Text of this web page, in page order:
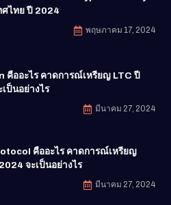
ศไทย ปี 2024
พฤษภาคม 17, 2024
คืออะไร คาดการณ์เหรียญ LTC ปี
ป็นอย่างไร
มีนาคม 27, 2024
คืออะไร คาดการณ์เหรียญ
จะเป็นอย่างไร
มีนาคม 27, 2024